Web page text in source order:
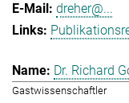
dreher@...
Dr. Richard
Gastwissenschaftler